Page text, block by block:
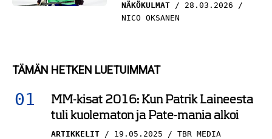
NÄKÖKULMAT
28.03.2026
NICO OKSANEN
TÄMÄN HETKEN LUETUIMMAT
MM-kisat 2016: Kun Patrik Laineesta
tuli kuolematon ja Pate-mania alkoi
ARTIKKELIT 19.05.2025 TBR MEDIA